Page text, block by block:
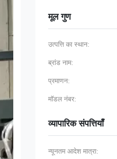
मूल गुण
उत्पत्ति का स्थान:
ब्रांड नाम:
प्रमाणन:
मॉडल नंबर:
व्यापारिक संपत्तियाँ
न्यूनतम आदेश मात्रा: